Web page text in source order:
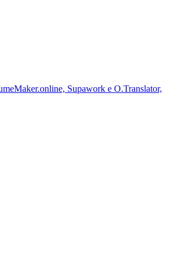
Supawork e O.Translator,